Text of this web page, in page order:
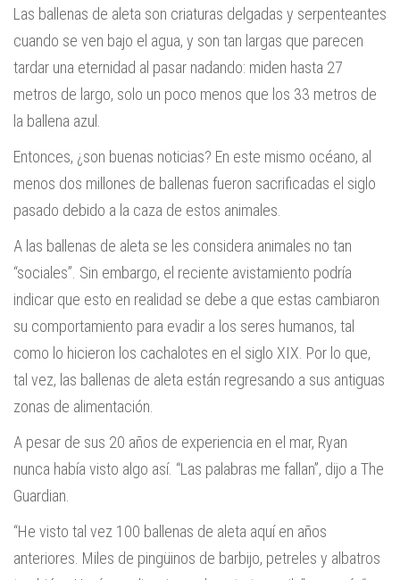
Las ballenas de aleta son criaturas delgadas y serpenteantes
cuando se ven bajo el agua, y son tan largas que parecen
tardar una eternidad al pasar nadando: miden hasta 27
metros de largo, solo un poco menos que los 33 metros de
la ballena azul.
Entonces, ¿son buenas noticias? En este mismo océano, al
menos dos millones de ballenas fueron sacrificadas el siglo
pasado debido a la caza de estos animales.
A las ballenas de aleta se les considera animales no tan
“sociales”. Sin embargo, el reciente avistamiento podría
indicar que esto en realidad se debe a que estas cambiaron
su comportamiento para evadir a los seres humanos, tal
como lo hicieron los cachalotes en el siglo XIX. Por lo que,
tal vez, las ballenas de aleta están regresando a sus antiguas
zonas de alimentación.
A pesar de sus 20 años de experiencia en el mar, Ryan
nunca había visto algo así. “Las palabras me fallan”, dijo a The
Guardian.
“He visto tal vez 100 ballenas de aleta aquí en años
anteriores. Miles de pingüinos de barbijo, petreles y albatros